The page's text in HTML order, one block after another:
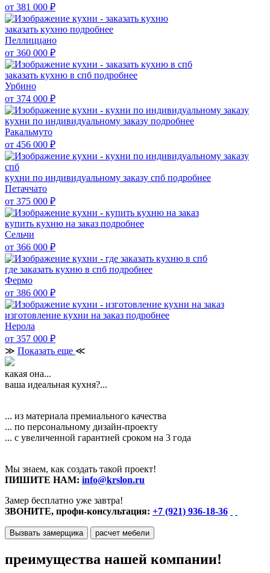
от 381 000 ₽
заказать кухню подробнее
Пеллиццано
от 360 000 ₽
заказать кухню в спб подробнее
Урбино
от 374 000 ₽
кухни по индивидуальному заказу подробнее
Ракальмуто
от 456 000 ₽
кухни по индивидуальному заказу спб подробнее
Петаччато
от 375 000 ₽
купить кухню на заказ подробнее
Сельчи
от 366 000 ₽
где заказать кухню в спб подробнее
Фермо
от 386 000 ₽
изготовление кухни на заказ подробнее
Нерола
от 357 000 ₽
≫ Показать еще ≪
какая она...
ваша идеальная кухня?...
... из материала премиального качества
... по персональному дизайн-проекту
... с увеличенной гарантией сроком на 3 года
Мы знаем, как создать такой проект!
ПИШИТЕ НАМ: info@krslon.ru
Замер бесплатно уже завтра!
ЗВОНИТЕ, профи-консультация: +7 (921) 936-18-36
Вызвать замерщика расчет мебели
преимущества нашей компании!